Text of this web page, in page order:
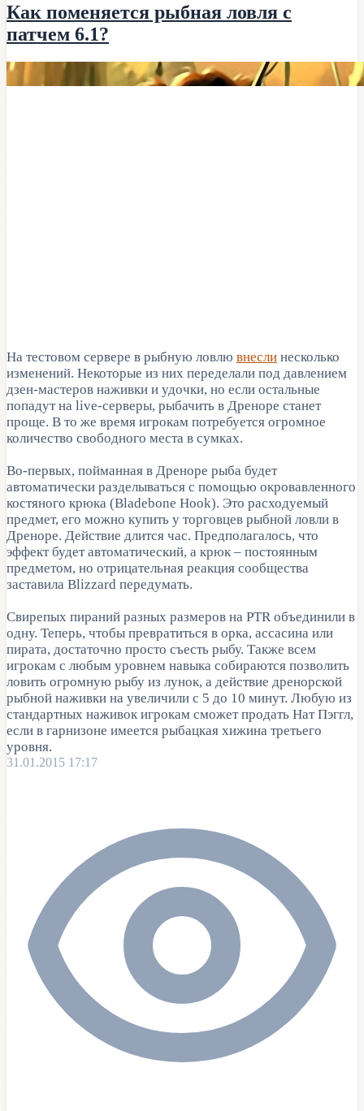
Как поменяется рыбная ловля с
патчем 6.1?
На тестовом сервере в рыбную ловлю внесли несколько
изменений. Некоторые из них переделали под давлением
дзен-мастеров наживки и удочки, но если остальные
попадут на live-серверы, рыбачить в Дреноре станет
проще. В то же время игрокам потребуется огромное
количество свободного места в сумках.
Во-первых, пойманная в Дреноре рыба будет
автоматически разделываться c помощью окровавленного
костяного крюка (Bladebone Hook). Это расходуемый
предмет, его можно купить у торговцев рыбной ловли в
Дреноре. Действие длится час. Предполагалось, что
эффект будет автоматический, а крюк – постоянным
предметом, но отрицательная реакция сообщества
заставила Blizzard передумать.
Свирепых пираний разных размеров на PTR объединили в
одну. Теперь, чтобы превратиться в орка, ассасина или
пирата, достаточно просто съесть рыбу. Также всем
игрокам с любым уровнем навыка собираются позволить
ловить огромную рыбу из лунок, а действие дренорской
рыбной наживки на увеличили с 5 до 10 минут. Любую из
стандартных наживок игрокам сможет продать Нат Пэггл,
если в гарнизоне имеется рыбацкая хижина третьего
уровня.
31.01.2015 17:17